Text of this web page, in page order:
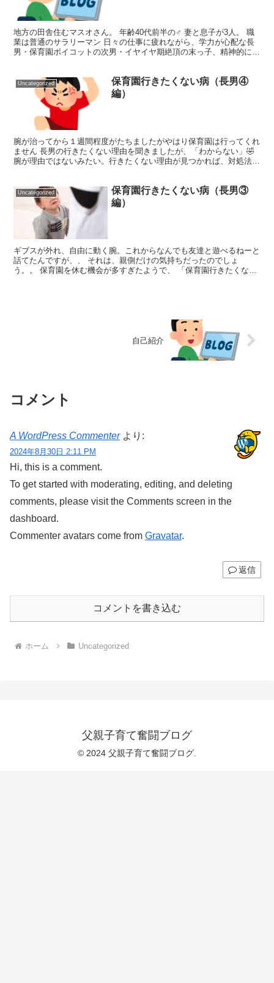
地方の田舎住むマスオさん。 年齢40代前半の♂ 妻と息子が3人。 職
業は普通のサラリーマン 日々の仕事に疲れながら、学力が心配な長
男・保育園ボイコットの次男・イヤイヤ期絶頂の末っ子、精神的にも
Uncategorized
保育園行きたくない病（長男④
編）
腕が治ってから１週間程度がたちましたがやはり保育園は行ってくれ
ません 長男の行きたくない理由を聞きましたが、「わからない」🤣
腕が理由ではないみたい。行きたくない理由が見つかれば、対処法も
Uncategorized
保育園行きたくない病（長男③
編）
ギブスが外れ、自由に動く腕。これからなんでも友達と遊べるねーと
話てたんですが、、 それは、親側だけの気持ちだったのでしょ
う。。 保育園を休む機会が多すぎたようで、 「保育園行きたくな
自己紹介
コメント
A WordPress Commenter より:
2024年8月30日 2:11 PM
Hi, this is a comment.
To get started with moderating, editing, and deleting
comments, please visit the Comments screen in the
dashboard.
Commenter avatars come from Gravatar.
返信
コメントを書き込む
ホーム Uncategorized
父親子育て奮闘ブログ
© 2024 父親子育て奮闘ブログ.